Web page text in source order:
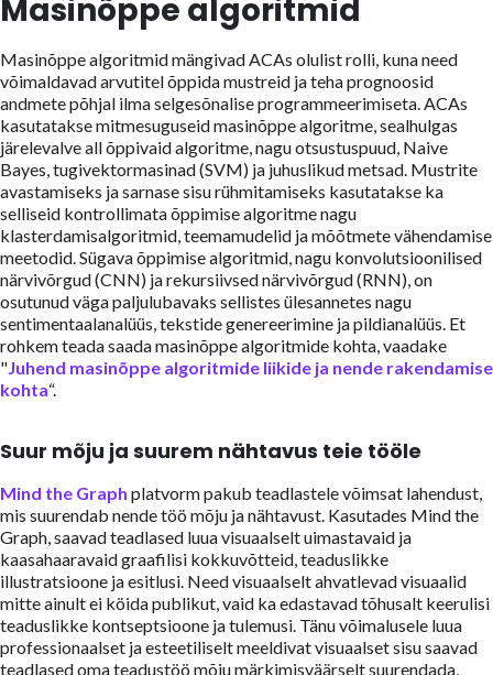
Masinõppe algoritmid
Masinõppe algoritmid mängivad ACAs olulist rolli, kuna need
võimaldavad arvutitel õppida mustreid ja teha prognoosid
andmete põhjal ilma selgesõnalise programmeerimiseta. ACAs
kasutatakse mitmesuguseid masinõppe algoritme, sealhulgas
järelevalve all õppivaid algoritme, nagu otsustuspuud, Naive
Bayes, tugivektormasinad (SVM) ja juhuslikud metsad. Mustrite
avastamiseks ja sarnase sisu rühmitamiseks kasutatakse ka
selliseid kontrollimata õppimise algoritme nagu
klasterdamisalgoritmid, teemamudelid ja mõõtmete vähendamise
meetodid. Sügava õppimise algoritmid, nagu konvolutsioonilised
närvivõrgud (CNN) ja rekursiivsed närvivõrgud (RNN), on
osutunud väga paljulubavaks sellistes ülesannetes nagu
sentimentaalanalüüs, tekstide genereerimine ja pildianalüüs. Et
rohkem teada saada masinõppe algoritmide kohta, vaadake
"Juhend masinõppe algoritmide liikide ja nende rakendamise
kohta“.
Suur mõju ja suurem nähtavus teie tööle
Mind the Graph platvorm pakub teadlastele võimsat lahendust,
mis suurendab nende töö mõju ja nähtavust. Kasutades Mind the
Graph, saavad teadlased luua visuaalselt uimastavaid ja
kaasahaaravaid graafilisi kokkuvõtteid, teaduslikke
illustratsioone ja esitlusi. Need visuaalselt ahvatlevad visuaalid
mitte ainult ei köida publikut, vaid ka edastavad tõhusalt keerulisi
teaduslikke kontseptsioone ja tulemusi. Tänu võimalusele luua
professionaalset ja esteetiliselt meeldivat visuaalset sisu saavad
teadlased oma teadustöö mõju märkimisväärselt suurendada,